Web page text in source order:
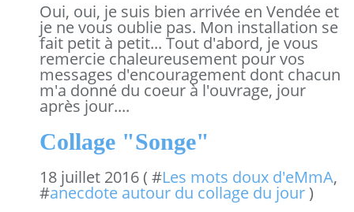
Oui, oui, je suis bien arrivée en Vendée et
je ne vous oublie pas. Mon installation se
fait petit à petit... Tout d'abord, je vous
remercie chaleureusement pour vos
messages d'encouragement dont chacun
m'a donné du coeur à l'ouvrage, jour
après jour....
Collage "Songe"
18 juillet 2016 ( #Les mots doux d'eMmA,
#anecdote autour du collage du jour )